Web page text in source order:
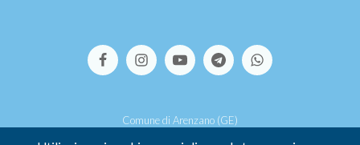
Comune di Arenzano (GE)